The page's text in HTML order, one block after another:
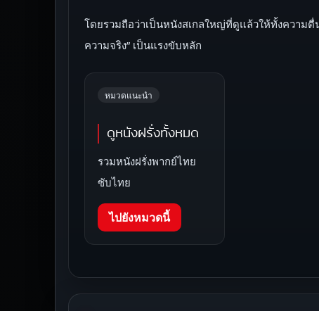
โดยรวมถือว่าเป็นหนังสเกลใหญ่ที่ดูแล้วให้ทั้งความ
ความจริง” เป็นแรงขับหลัก
หมวดแนะนำ
ดูหนังฝรั่งทั้งหมด
รวมหนังฝรั่งพากย์ไทย
ซับไทย
ไปยังหมวดนี้